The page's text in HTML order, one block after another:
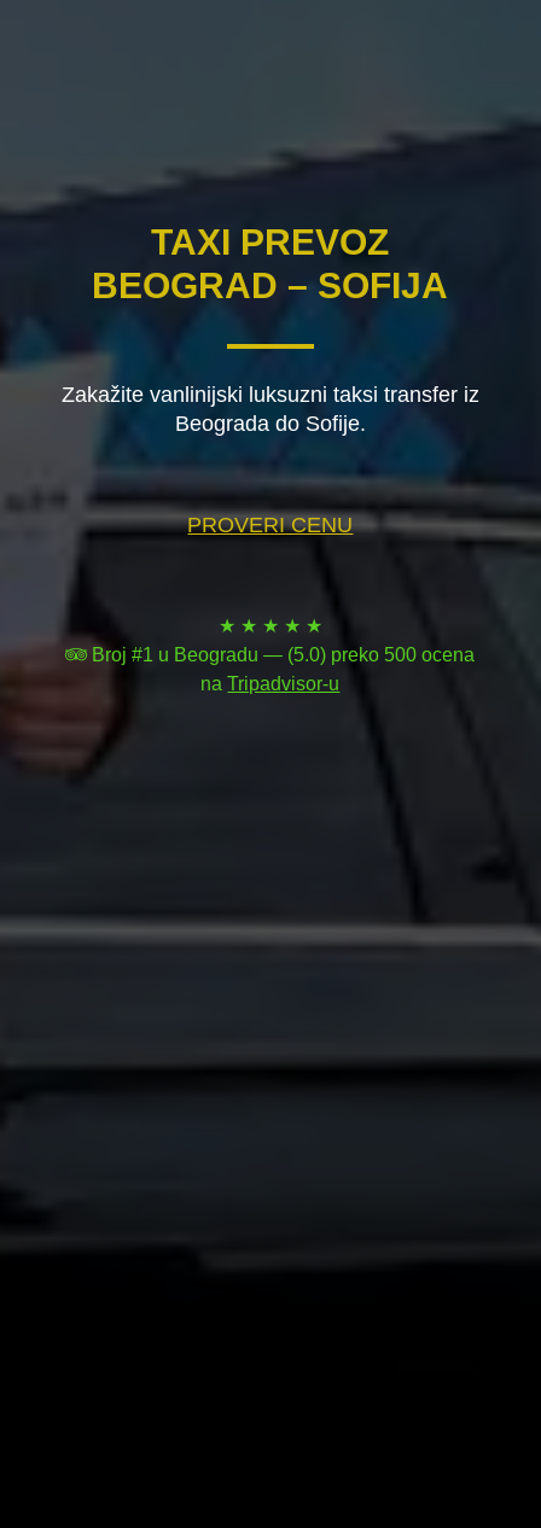
TAXI PREVOZ
BEOGRAD – SOFIJA
Zakažite vanlinijski luksuzni taksi transfer iz
Beograda do Sofije.
PROVERI CENU
★ ★ ★ ★ ★
Broj #1 u Beogradu — (5.0) preko 500 ocena
naTripadvisor-u